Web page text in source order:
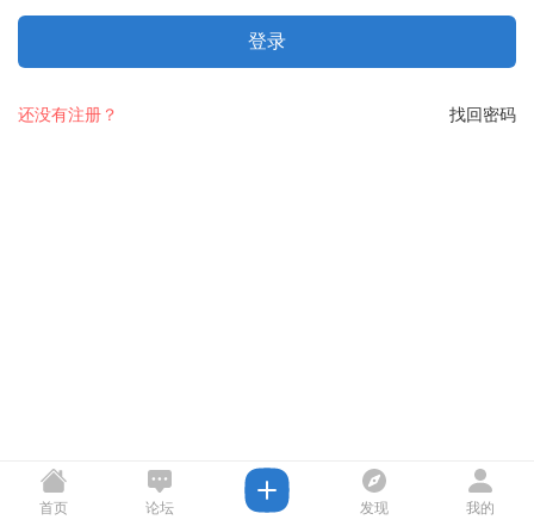
登录
找回密码
还没有注册？
首页 论坛 发现 我的